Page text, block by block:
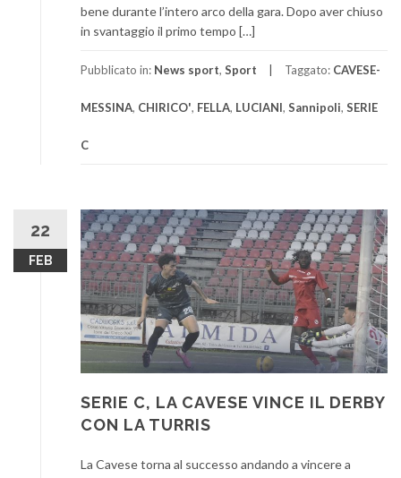
bene durante l’intero arco della gara. Dopo aver chiuso
in svantaggio il primo tempo […]
Pubblicato in: News sport, Sport Taggato: CAVESE-
MESSINA, CHIRICO', FELLA, LUCIANI, Sannipoli, SERIE
C
22
FEB
SERIE C, LA CAVESE VINCE IL DERBY
CON LA TURRIS
La Cavese torna al successo andando a vincere a